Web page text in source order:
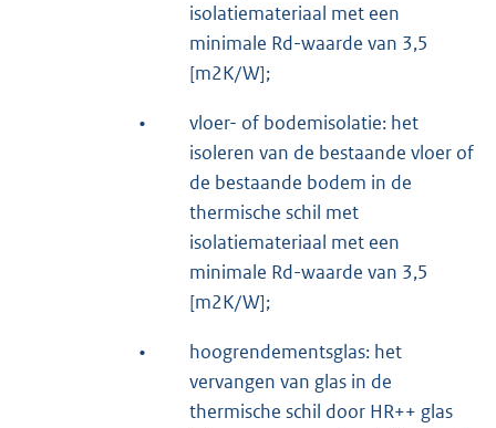
isolatiemateriaal met een
minimale Rd-waarde van 3,5
[m2K/W];
•
vloer- of bodemisolatie: het
isoleren van de bestaande vloer of
de bestaande bodem in de
thermische schil met
isolatiemateriaal met een
minimale Rd-waarde van 3,5
[m2K/W];
•
hoogrendementsglas: het
vervangen van glas in de
thermische schil door HR++ glas